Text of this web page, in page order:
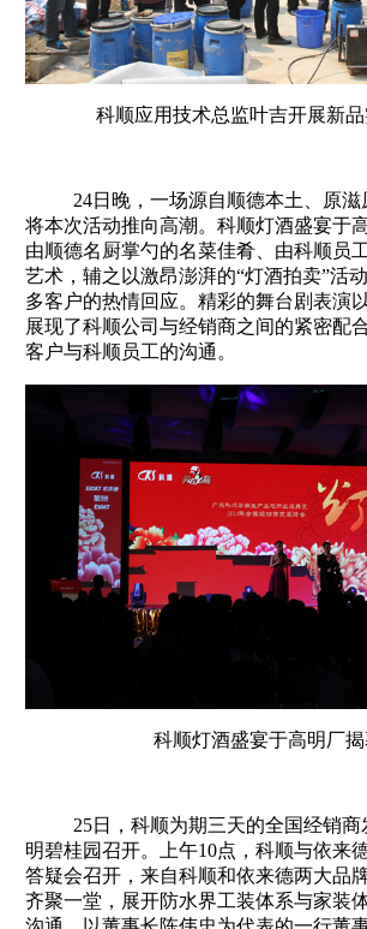
科顺应用技术总监叶吉开展新
24日晚，一场源自顺德本土、原滋
将本次活动推向高潮。科顺灯酒盛宴于
由顺德名厨掌勺的名菜佳肴、由科顺员
艺术，辅之以激昂澎湃的“灯酒拍卖”活
多客户的热情回应。精彩的舞台剧表演
展现了科顺公司与经销商之间的紧密配
客户与科顺员工的沟通。
科顺灯酒盛宴于高明厂揭
25日，科顺为期三天的全国经销商
明碧桂园召开。上午10点，科顺与依来
答疑会召开，来自科顺和依来德两大品
齐聚一堂，展开防水界工装体系与家装